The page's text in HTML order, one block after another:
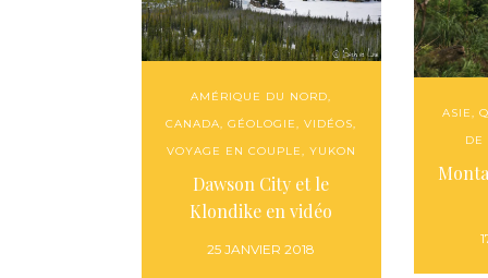
AMÉRIQUE DU NORD,
CANADA,GÉOLOGIE,VIDÉOS,
VOYAGE EN COUPLE, YUKON
Dawson City et le
Klondike en vidéo
25 JANVIER 2018
ASIE,
DE